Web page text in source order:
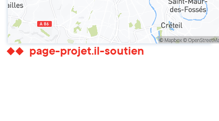
page-projet.il-soutien